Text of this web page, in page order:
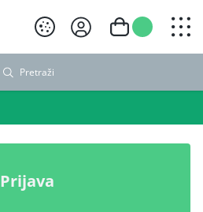
Pretraži
Prijava